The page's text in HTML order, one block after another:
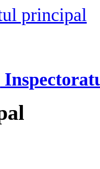
principal